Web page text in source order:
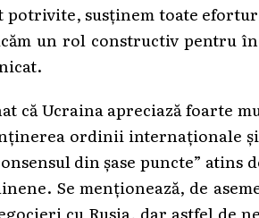
susținem toate
un rol constructiv pentru
că Ucraina apreciază foarte
ordinii internaționale
din șase puncte” atins
Se menționează, de
cu Rusia, dar astfel de